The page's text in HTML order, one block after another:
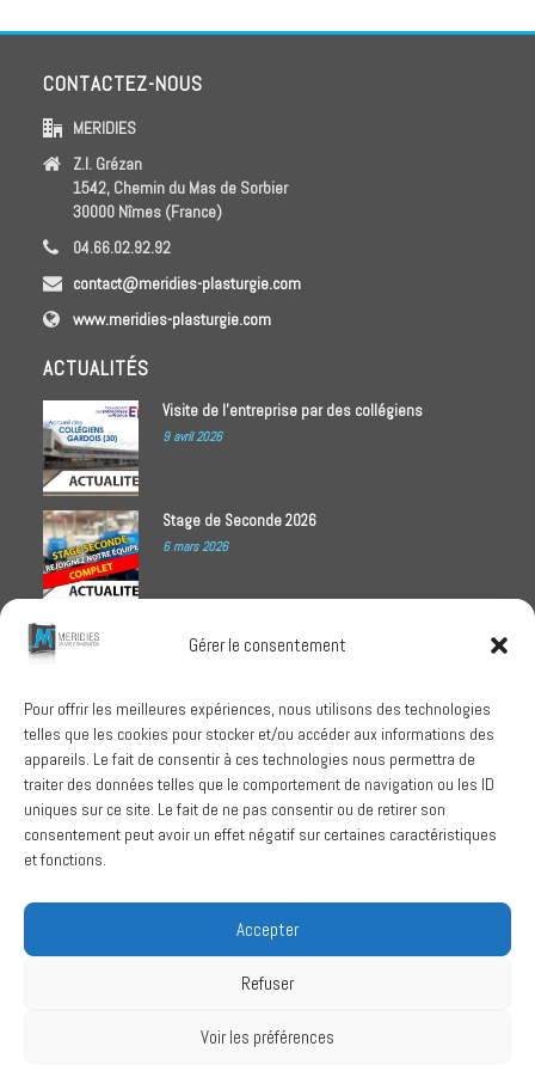
Gérer le consentement
Pour offrir les meilleures expériences, nous utilisons des technologies
telles que les cookies pour stocker et/ou accéder aux informations des
appareils. Le fait de consentir à ces technologies nous permettra de
traiter des données telles que le comportement de navigation ou les ID
uniques sur ce site. Le fait de ne pas consentir ou de retirer son
consentement peut avoir un effet négatif sur certaines caractéristiques
et fonctions.
Accepter
Refuser
Voir les préférences
CONTACTEZ-NOUS
MERIDIES
Z.I. Grézan
1542, Chemin du Mas de Sorbier
30000 Nîmes (France)
04.66.02.92.92
contact@meridies-plasturgie.com
www.meridies-plasturgie.com
ACTUALITÉS
Visite de l’entreprise par des collégiens
9 avril 2026
Stage de Seconde 2026
6 mars 2026
1 octobre 2025
RECHERCHER
SUIVEZ-NOUS
Conditions Générales de Vente
Politique de confidentialité Mentions légales